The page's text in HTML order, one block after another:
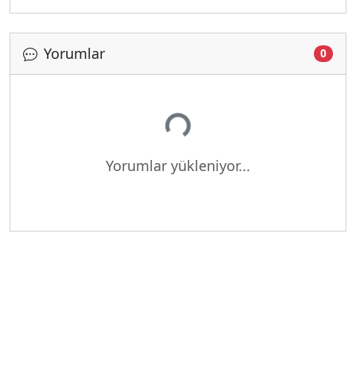
Yorumlar 0
Yükleniyor...
Yorumlar yükleniyor...